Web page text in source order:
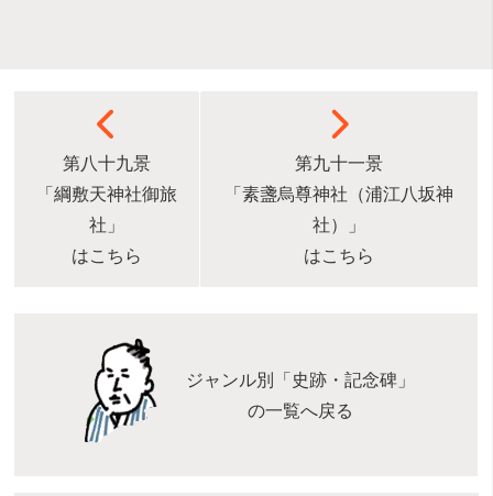
第八十九景
「綱敷天神社御旅
社」
はこちら
第九十一景
「素盞烏尊神社（浦江八坂神
社）」
はこちら
ジャンル別「史跡・記念碑」
の一覧へ戻る